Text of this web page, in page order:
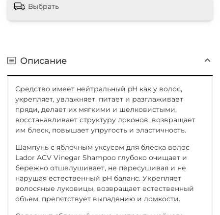
Выбрать
Описание
Средство имеет нейтральный pH как у волос,
укрепляет, увлажняет, питает и разглаживает
пряди, делает их мягкими и шелковистыми,
восстанавливает структуру локонов, возвращает
им блеск, повышает упругость и эластичность.
Шампунь с яблочным уксусом для блеска волос
Lador ACV Vinegar Shampoo глубоко очищает и
бережно отшелушивает, не пересушивая и не
нарушая естественный pH баланс. Укрепляет
волосяные луковицы, возвращает естественный
объем, препятствует выпадению и ломкости.